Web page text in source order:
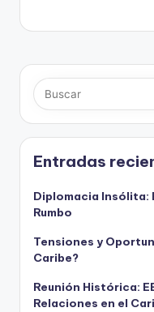
Entradas
Diplomacia Insólita:
Rumbo
Tensiones y
Caribe?
Reunión Histórica:
Relaciones en el